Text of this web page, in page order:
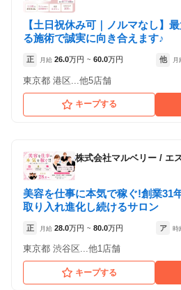
【土日祝休み可｜ノルマなし】
る施術で誠実に向き合えます♪
正 月給 26.0万円 ~ 60.0万円 他 月
東京都 港区...他5店舗
キープする
株式会社マルベリー / エ
美容を仕事に本気で稼ぐ!創業31
取り入れ進化し続けるサロン
正 月給 28.0万円 ~ 80.0万円 ア 時
東京都 渋谷区...他1店舗
キープする